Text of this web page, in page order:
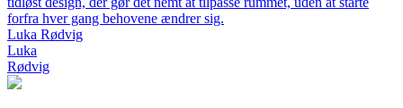
forfra hver gang behovene ændrer sig.
Luka Rødvig
Luka
Rødvig